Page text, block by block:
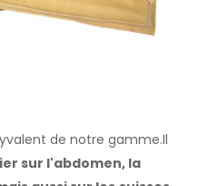
de notre gamme.Il
sur l'abdomen, la